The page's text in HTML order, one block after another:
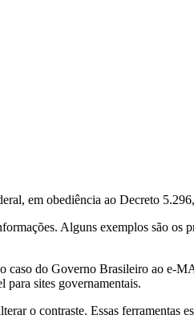
em obediência ao Decreto
Alguns exemplos são os
caso do Governo Brasileiro ao e-
para sites governamentais.
o contraste. Essas ferramentas